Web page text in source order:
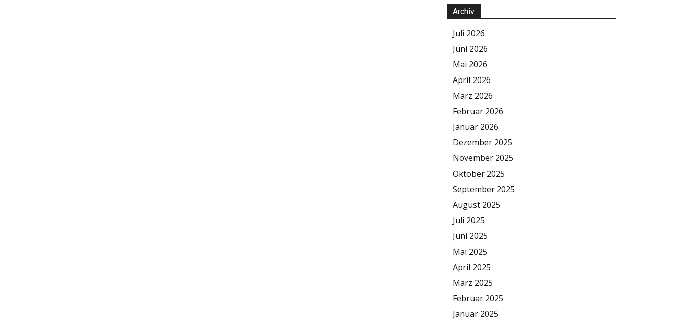
Archiv
Juli 2026
Juni 2026
Mai 2026
April 2026
März 2026
Februar 2026
Januar 2026
Dezember 2025
November 2025
Oktober 2025
September 2025
August 2025
Juli 2025
Juni 2025
Mai 2025
April 2025
März 2025
Februar 2025
Januar 2025